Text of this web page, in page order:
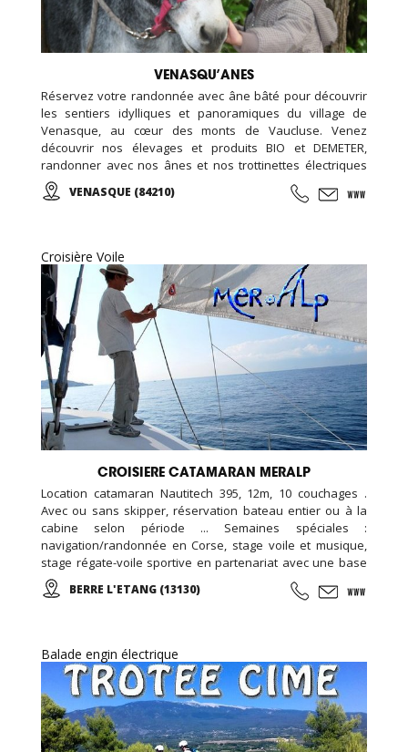
VENASQU’ANES
Réservez votre randonnée avec âne bâté pour découvrir
les sentiers idylliques et panoramiques du village de
Venasque, au cœur des monts de Vaucluse. Venez
découvrir nos élevages et produits BIO et DEMETER,
randonner avec nos ânes et nos trottinettes électriques
tout terrain TROTR X , Fêter un anniversaire à la ferme, ...
VENASQUE (84210)
Croisière Voile
CROISIERE CATAMARAN MERALP
Location catamaran Nautitech 395, 12m, 10 couchages .
Avec ou sans skipper, réservation bateau entier ou à la
cabine selon période ... Semaines spéciales :
navigation/randonnée en Corse, stage voile et musique,
stage régate-voile sportive en partenariat avec une base
de voile... Croisières et sorties sur mesure pour les
groupes, familles, ados, congrès.
BERRE L'ETANG (13130)
Balade engin électrique